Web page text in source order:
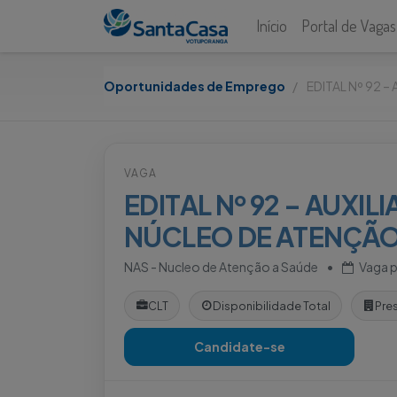
Início Portal de Vagas
Oportunidades de Emprego EDITAL Nº 92 –
VAGA
EDITAL Nº 92 –
NÚCLEO DE
NAS - Nucleo de Atenção a Saúde • Vaga
CLT Disponibilidade Total
Candidate-se